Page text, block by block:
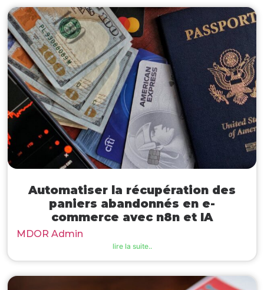
Automatiser la récupération des
paniers abandonnés en e-
commerce avec n8n et IA
MDOR Admin
lire la suite..